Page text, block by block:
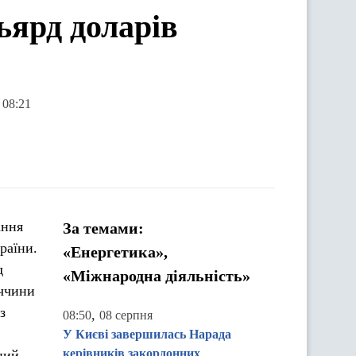
доларів
За темами:
«Енергетика»,
«Міжнародна діяльність»
08:50, 08 серпня
У Києві завершилась Нарада
керівників закордонних